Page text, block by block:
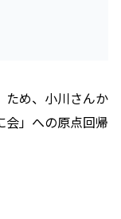
ため、小川さんか
会」への原点回帰